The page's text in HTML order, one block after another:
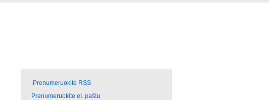
Prenumeruokite RSS
Prenumeruokite el. paštu